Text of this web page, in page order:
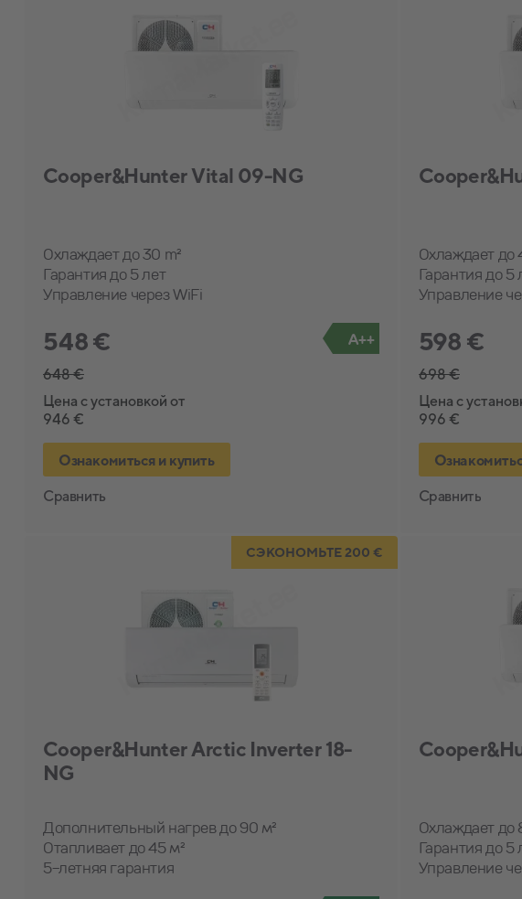
Cooper&Hunter Vital 09-NG
Охлаждает до 30 m²
Гарантия до 5 лет
Управление через WiFi
548 €
648 €
Цена с установкой от
946 €
A++
Ознакомиться и купить
Сравнить
Охлаждает до
Гарантия до 5
Управление
598 €
698 €
Цена с
996 €
Сравнить
СЭКОНОМЬТЕ 200 €
Cooper&Hunter Arctic Inverter 18-
NG
Дополнительный нагрев до 90 м²
Отапливает до 45 м²
5-летняя гарантия
Охлаждает до
Гарантия до 5
Управление